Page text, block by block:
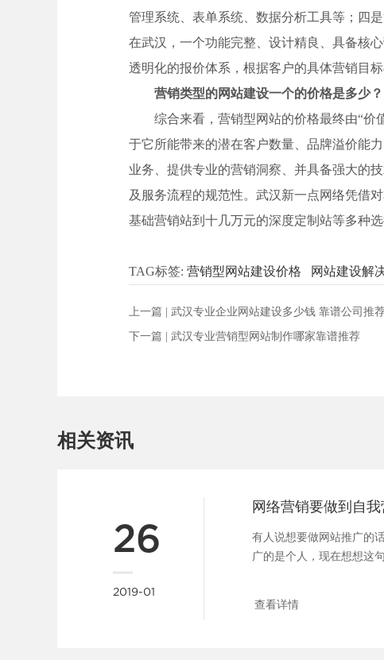
管理系统、表单系统、数据分析工具等；四
在武汉，一个功能完整、设计精良、具备核
透明化的报价体系，根据客户的具体营销目
营销类型的网站建设一个的价格是多少？
综合来看，营销型网站的价格最终由“价
于它所能带来的潜在客户数量、品牌溢价能
业务、提供专业的营销洞察、并具备强大的
及服务流程的规范性。武汉新一点网络凭借
基础营销站到十几万元的深度定制站等多种
TAG标签: 营销型网站建设价格 网站建设解
上一篇 | 武汉专业企业网站建设多少钱 靠谱公司推
下一篇 | 武汉专业营销型网站制作哪家靠谱推荐
相关资讯
26
2019-01
网络营销要做到自
有人说想要做网站推广的
广的是个人，现在想想这
查看详情